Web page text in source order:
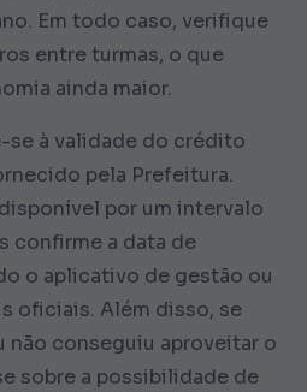
Em todo caso, verifique
entre turmas, o que
ainda maior.
se à validade do crédito
pela Prefeitura.
por um intervalo
confirme a data de
o aplicativo de gestão ou
oficiais. Além disso, se
não conseguiu aproveitar o
sobre a possibilidade de